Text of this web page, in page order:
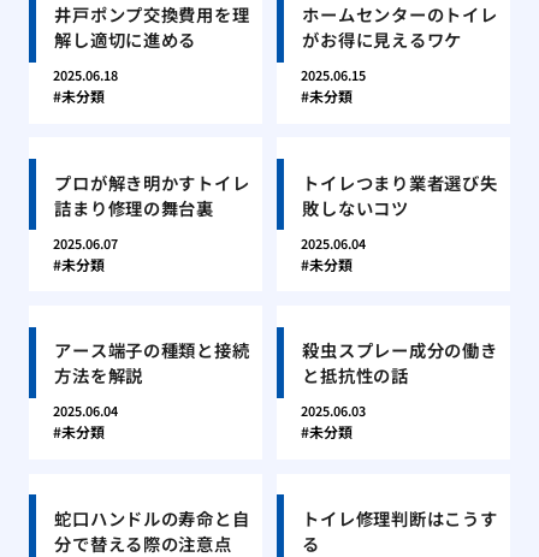
井戸ポンプ交換費用を理
解し適切に進める
2025.06.18
未分類
ホームセンターのトイレ
がお得に見えるワケ
2025.06.15
未分類
プロが解き明かすトイレ
詰まり修理の舞台裏
2025.06.07
未分類
トイレつまり業者選び失
敗しないコツ
2025.06.04
未分類
アース端子の種類と接続
方法を解説
2025.06.04
未分類
殺虫スプレー成分の働き
と抵抗性の話
2025.06.03
未分類
蛇口ハンドルの寿命と自
分で替える際の注意点
トイレ修理判断はこうす
る